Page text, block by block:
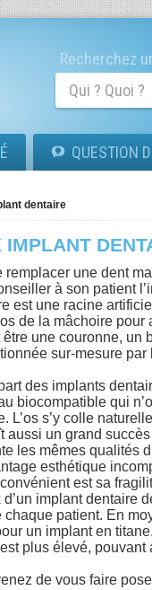
Recherchez
QUESTION
dentaire
IMPLANT
remplacer une dent
à son patient
est une racine
de la mâchoire
être une couronne, un
sur-mesure
des implants
biocompatible qui
L’os s’y colle
aussi un grand
les mêmes qualités
esthétique
est sa
d’un implant dentaire
chaque patient. En
un implant en
plus élevé, pouvant
de vous faire